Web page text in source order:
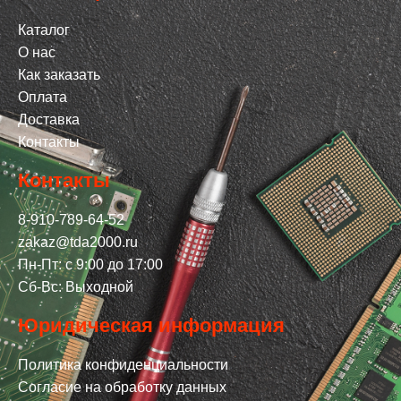
Каталог
О нас
Как заказать
Оплата
Доставка
Контакты
Контакты
8-910-789-64-52
zakaz@tda2000.ru
Пн-Пт: с 9:00 до 17:00
Сб-Вс: Выходной
Юридическая информация
Политика конфиденциальности
Согласие на обработку данных